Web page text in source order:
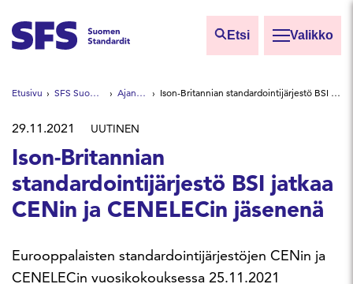
Etsi Valikko
Etsi sivuilta
Hae hakutermillä
Etusivu SFS Suomen Standardit Ajankohtaista Ison-Britannian standardointijärjestö BSI jatkaa CENin ja CENELECin jäsenenä
29.11.2021 UUTINEN
Ison-Britannian
standardointijärjestö BSI jatkaa
CENin ja CENELECin jäsenenä
Eurooppalaisten standardointijärjestöjen CENin ja
CENELECin vuosikokouksessa 25.11.2021